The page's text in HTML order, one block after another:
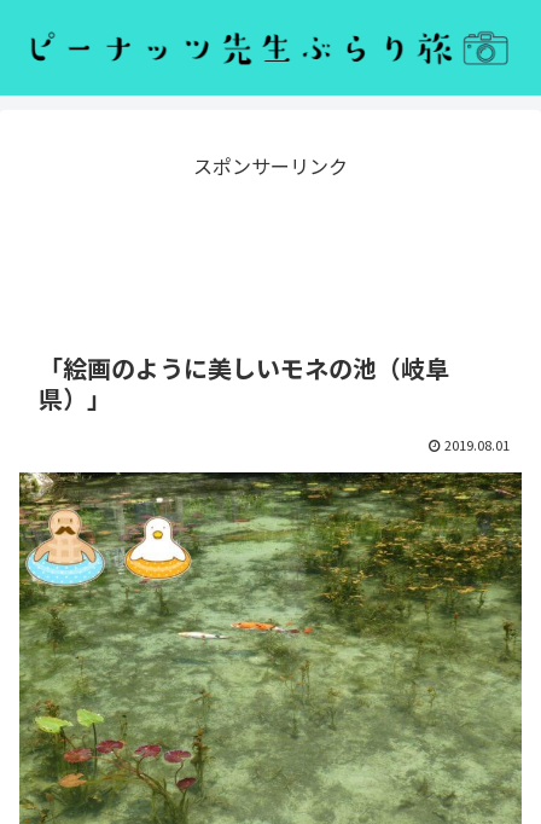
スポンサーリンク
「絵画のように美しいモネの池（岐阜
県）」
2019.08.01